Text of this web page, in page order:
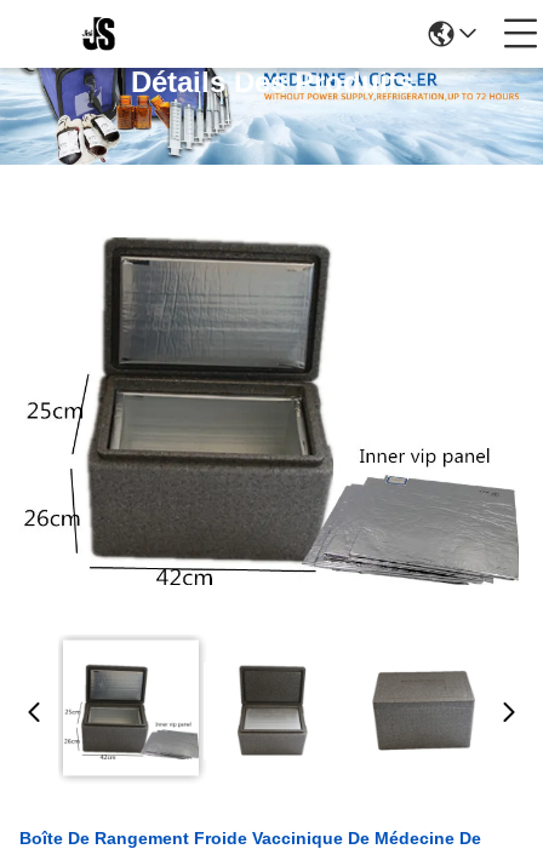
Détails Des Produits
Boîte De Rangement Froide Vaccinique De Médecine De